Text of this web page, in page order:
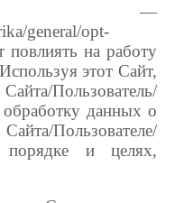
—
general/opt-
на работу
этот Сайт,
обработку данных о
и целях,